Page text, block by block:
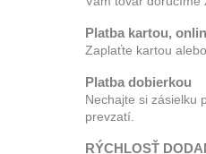
Platba kartou,
Zaplaťte kartou
Platba dobierkou
Nechajte si zásielku
prevzatí.
RÝCHLOSŤ